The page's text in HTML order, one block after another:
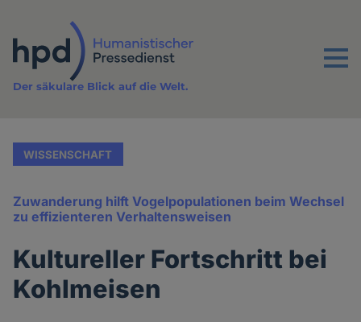
Inhalt
Menu
Der säkulare Blick auf die Welt.
WISSENSCHAFT
Zuwanderung hilft Vogelpopulationen beim Wechsel
zu effizienteren Verhaltensweisen
Kultureller Fortschritt bei
Kohlmeisen